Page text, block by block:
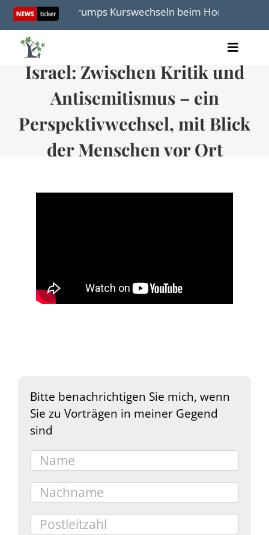
Skip
content
von Trumps Kurswechseln beim Hormus-
Toggle
Artikel
Bücher
Termine
Über uns
Israel: Zwischen Kritik und
Antisemitismus – ein
Perspektivwechsel, mit Blick
der Menschen vor Ort
Bitte benachrichtigen Sie mich, wenn
Sie zu Vorträgen in meiner Gegend
sind